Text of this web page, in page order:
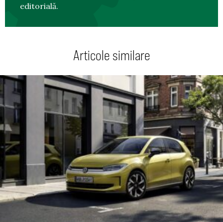
editorială.
Articole similare